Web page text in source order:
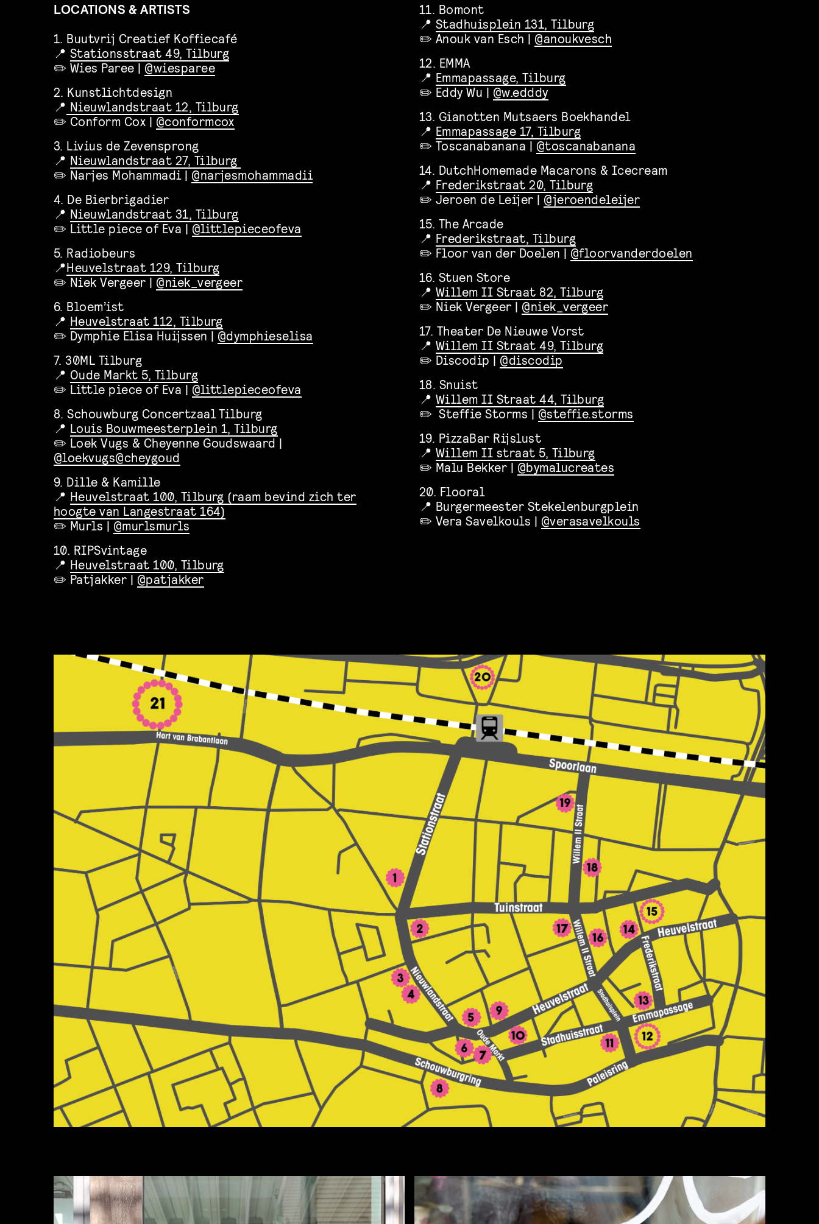
LOCATIONS & ARTISTS
1. Buutvrij Creatief Koffiecafé
📍 Stationsstraat 49, Tilburg
✏️ Wies Paree | @wiesparee
2. Kunstlichtdesign
📍 Nieuwlandstraat 12, Tilburg
✏️ Conform Cox | @conformcox
3. Livius de Zevensprong
📍 Nieuwlandstraat 27, Tilburg
✏️ Narjes Mohammadi | @narjesmohammadii
4. De Bierbrigadier
📍 Nieuwlandstraat 31, Tilburg
✏️ Little piece of Eva | @littlepieceofeva
5. Radiobeurs
📍Heuvelstraat 129, Tilburg
✏️ Niek Vergeer | @niek_vergeer
6. Bloem’ist
📍 Heuvelstraat 112, Tilburg
✏️ Dymphie Elisa Huijssen | @dymphieselisa
7. 30ML Tilburg
📍 Oude Markt 5, Tilburg
✏️ Little piece of Eva | @littlepieceofeva
8. Schouwburg Concertzaal Tilburg
📍 Louis Bouwmeesterplein 1, Tilburg
✏️ Loek Vugs & Cheyenne Goudswaard |
@loekvugs@cheygoud
9. Dille & Kamille
📍 Heuvelstraat 100, Tilburg (raam bevind zich ter
hoogte van Langestraat 164)
✏️ Murls | @murlsmurls
10. RIPSvintage
📍 Heuvelstraat 100, Tilburg
✏️ Patjakker | @patjakker
11. Bomont
📍 Stadhuisplein 131, Tilburg
✏️ Anouk van Esch | @anoukvesch
12. EMMA
📍 Emmapassage, Tilburg
✏️ Eddy Wu | @w.edddy
13. Gianotten Mutsaers Boekhandel
📍 Emmapassage 17, Tilburg
✏️ Toscanabanana | @toscanabanana
14. DutchHomemade Macarons & Icecream
📍 Frederikstraat 20, Tilburg
✏️ Jeroen de Leijer | @jeroendeleijer
15. The Arcade
📍 Frederikstraat, Tilburg
✏️ Floor van der Doelen | @floorvanderdoelen
16. Stuen Store
📍 Willem II Straat 82, Tilburg
✏️ Niek Vergeer | @niek_vergeer
17. Theater De Nieuwe Vorst
📍 Willem II Straat 49, Tilburg
✏️ Discodip | @discodip
18. Snuist
📍 Willem II Straat 44, Tilburg
✏️ Steffie Storms | @steffie.storms
19. PizzaBar Rijslust
📍 Willem II straat 5, Tilburg
✏️ Malu Bekker | @bymalucreates
20. Flooral
📍 Burgermeester Stekelenburgplein
✏️ Vera Savelkouls | @verasavelkouls